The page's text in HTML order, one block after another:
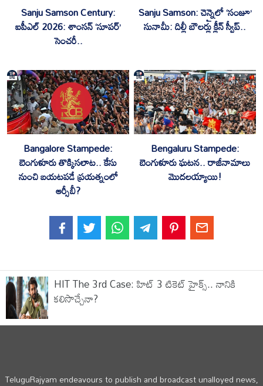
Sanju Samson Century:
ఐపీఎల్ 2026: శాంసన్ ‘సూపర్’
సెంచరీ..
Sanju Samson: చెన్నైలో ‘సంజూ’
సునామీ: దిల్లీ బౌలర్లు క్లీన్ స్వీప్..
Bangalore Stampede:
బెంగుళూరు తొక్కిసలాట.. కేసు
నుంచి బయటపడే ప్రయత్నంలో
ఆర్సీబీ?
Bengaluru Stampede:
బెంగుళూరు ఘటన.. రాజీనామాలు
మొదలయ్యాయి!
HIT The 3rd Case: హిట్ 3 టికెట్ హైక్స్‌.. నానికి
కలిసొచ్చేనా?
TeluguRajyam endeavours to publish and broadcast unalloyed news,